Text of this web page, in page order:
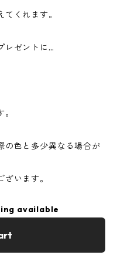
くれます。
レゼントに…
色と多少異なる場合が
います。
available